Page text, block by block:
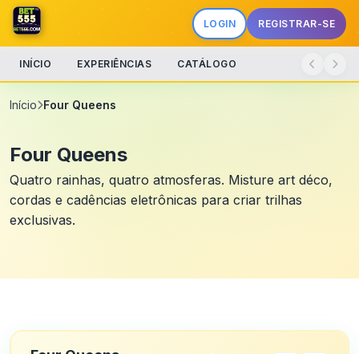
LOGIN REGISTRAR-SE
INÍCIO EXPERIÊNCIAS CATÁLOGO
Início Four Queens
Four Queens
Quatro rainhas, quatro atmosferas. Misture art déco,
cordas e cadências eletrônicas para criar trilhas
exclusivas.